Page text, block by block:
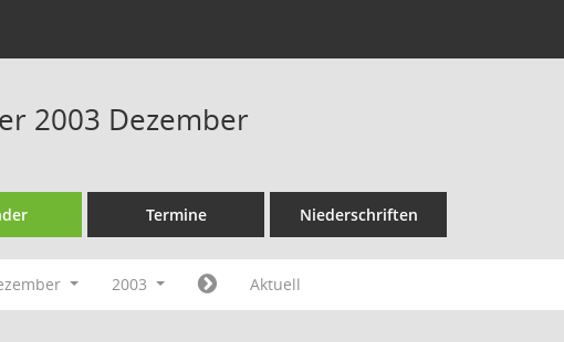
2003 Dezember
Termine Niederschriften
2003 Aktuell